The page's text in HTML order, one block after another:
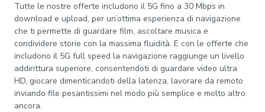
Tutte le nostre offerte includono il 5G fino a 30 Mbps in
download e upload, per un’ottima esperienza di navigazione
che ti permette di guardare film, ascoltare musica e
condividere storie con la massima fluidità. E con le offerte che
includono il 5G full speed la navigazione raggiunge un livello
addirittura superiore, consentendoti di guardare video ultra
HD, giocare dimenticandoti della latenza, lavorare da remoto
inviando file pesantissimi nel modo più semplice e molto altro
ancora.